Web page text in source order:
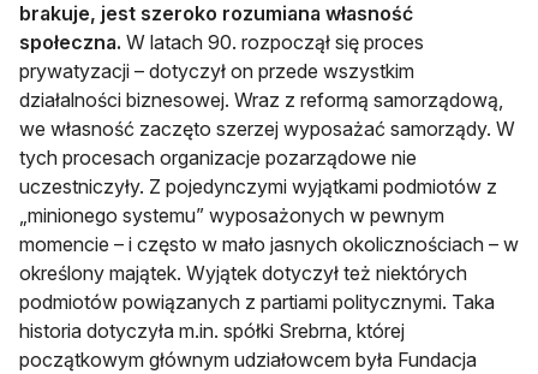
brakuje, jest szeroko rozumiana własność
społeczna. W latach 90. rozpoczął się proces
prywatyzacji – dotyczył on przede wszystkim
działalności biznesowej. Wraz z reformą samorządową,
we własność zaczęto szerzej wyposażać samorządy. W
tych procesach organizacje pozarządowe nie
uczestniczyły. Z pojedynczymi wyjątkami podmiotów z
„minionego systemu” wyposażonych w pewnym
momencie – i często w mało jasnych okolicznościach – w
określony majątek. Wyjątek dotyczył też niektórych
podmiotów powiązanych z partiami politycznymi. Taka
historia dotyczyła m.in. spółki Srebrna, której
początkowym głównym udziałowcem była Fundacja